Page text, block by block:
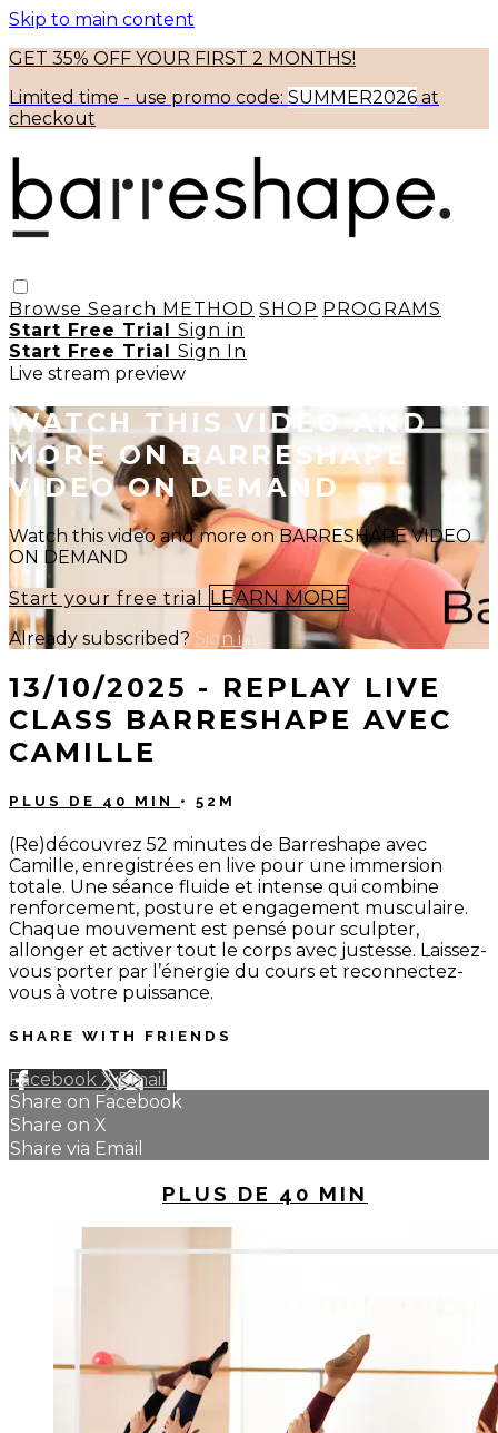
Skip to main content
GET 35% OFF YOUR FIRST 2 MONTHS!
Limited time - use promo code: SUMMER2026 at
checkout
Browse Search METHOD SHOP PROGRAMS
Start Free Trial Sign in
Start Free Trial Sign In
Live stream preview
WATCH THIS VIDEO AND
MORE ON BARRESHAPE
VIDEO ON DEMAND
Watch this video and more on BARRESHAPE VIDEO
ON DEMAND
Start your free trial
LEARN MORE
Already subscribed? Sign in
13/10/2025 - REPLAY LIVE
CLASS BARRESHAPE AVEC
CAMILLE
PLUS DE 40 MIN • 52M
(Re)découvrez 52 minutes de Barreshape avec
Camille, enregistrées en live pour une immersion
totale. Une séance fluide et intense qui combine
renforcement, posture et engagement musculaire.
Chaque mouvement est pensé pour sculpter,
allonger et activer tout le corps avec justesse. Laissez-
vous porter par l’énergie du cours et reconnectez-
vous à votre puissance.
SHARE WITH FRIENDS
Facebook XEmail
Share on Facebook
Share on X
Share via Email
PLUS DE 40 MIN